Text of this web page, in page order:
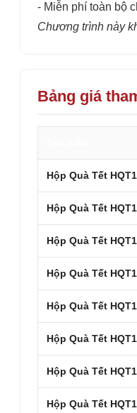
- Miễn phí toàn bộ
Chương trình này
Bảng giá
Hộp Quà Tết
Hộp Quà Tết
Hộp Quà Tết
Hộp Quà Tết
Hộp Quà Tết
Hộp Quà Tết
Hộp Quà Tết
Hộp Quà Tết